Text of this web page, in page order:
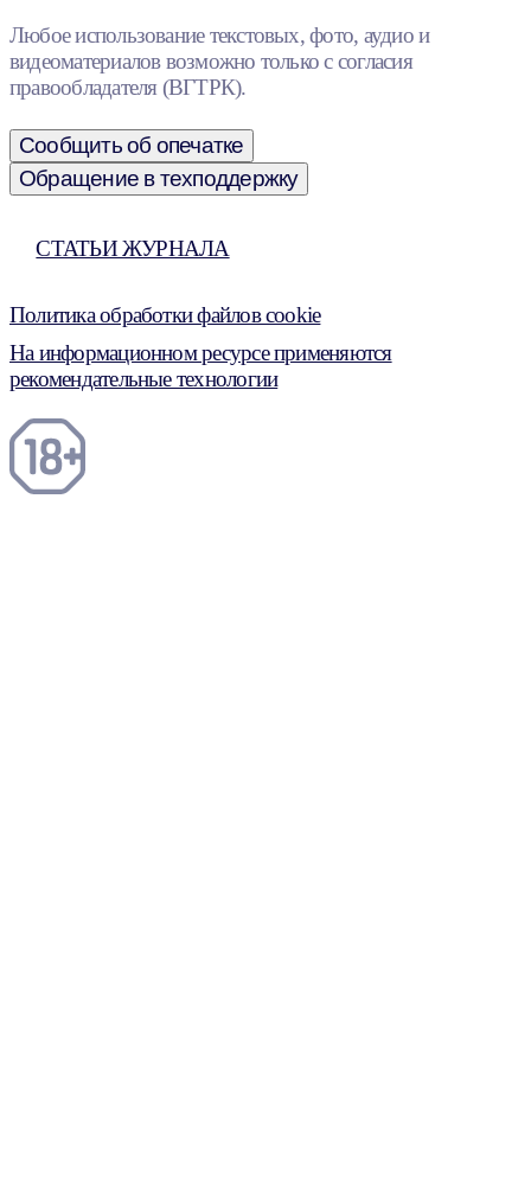
Любое использование текстовых, фото, аудио и
видеоматериалов возможно только с согласия
правообладателя (ВГТРК).
Сообщить об опечатке
Обращение в техподдержку
СТАТЬИ ЖУРНАЛА
Политика обработки файлов cookie
На информационном ресурсе применяются
рекомендательные технологии